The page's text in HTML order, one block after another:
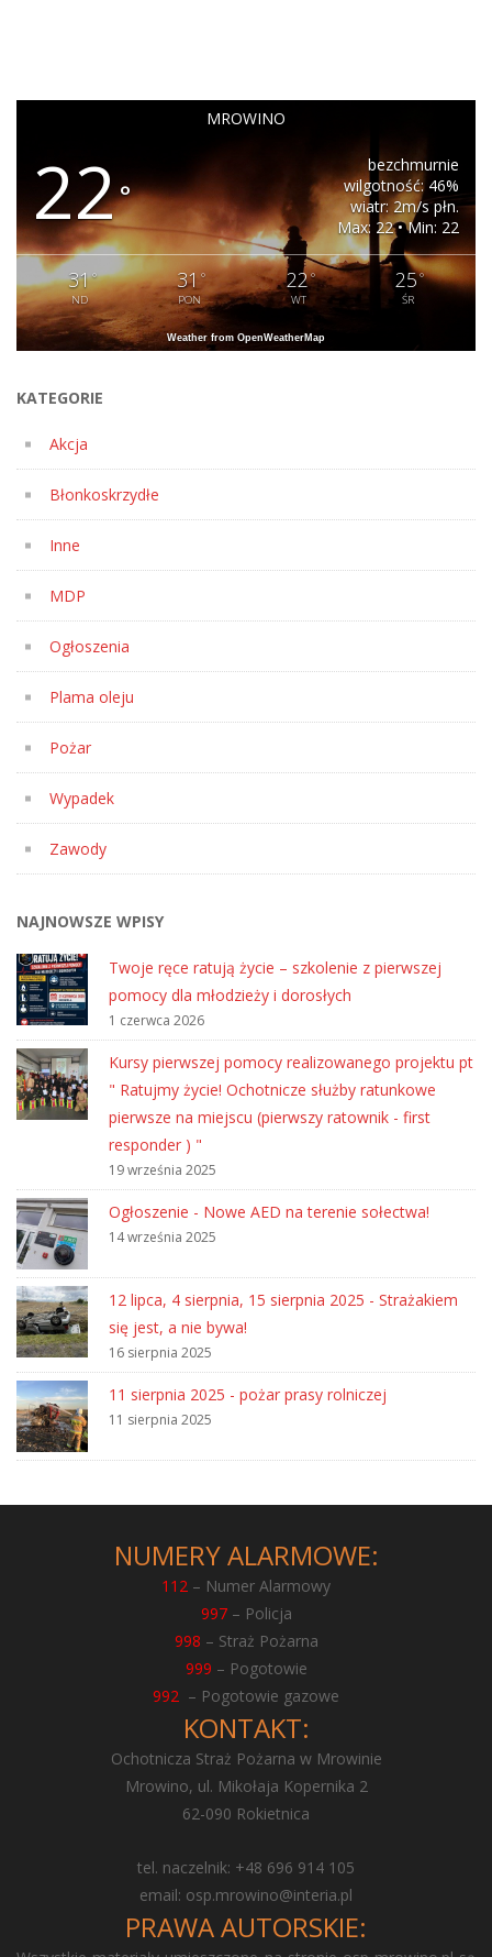
MROWINO
22°
bezchmurnie
wilgotność: 46%
wiatr: 2m/s płn.
Max: 22 • Min: 22
31°
ND
31°
PON
22°
WT
25°
ŚR
Weather from OpenWeatherMap
KATEGORIE
Akcja
Błonkoskrzydłe
Inne
MDP
Ogłoszenia
Plama oleju
Pożar
Wypadek
Zawody
NAJNOWSZE WPISY
Twoje ręce ratują życie – szkolenie z pierwszej
pomocy dla młodzieży i dorosłych
1 czerwca 2026
Kursy pierwszej pomocy realizowanego projektu pt
" Ratujmy życie! Ochotnicze służby ratunkowe
pierwsze na miejscu (pierwszy ratownik - first
responder ) "
19 września 2025
Ogłoszenie - Nowe AED na terenie sołectwa!
14 września 2025
12 lipca, 4 sierpnia, 15 sierpnia 2025 - Strażakiem
się jest, a nie bywa!
16 sierpnia 2025
11 sierpnia 2025 - pożar prasy rolniczej
11 sierpnia 2025
NUMERY ALARMOWE:
112 – Numer Alarmowy
997– Policja
998 – Straż Pożarna
999 – Pogotowie
992 – Pogotowie gazowe
KONTAKT:
Ochotnicza Straż Pożarna w Mrowinie
Mrowino, ul. Mikołaja Kopernika 2
62-090 Rokietnica
tel. naczelnik: +48 696 914 105
email: osp.mrowino@interia.pl
PRAWA AUTORSKIE: